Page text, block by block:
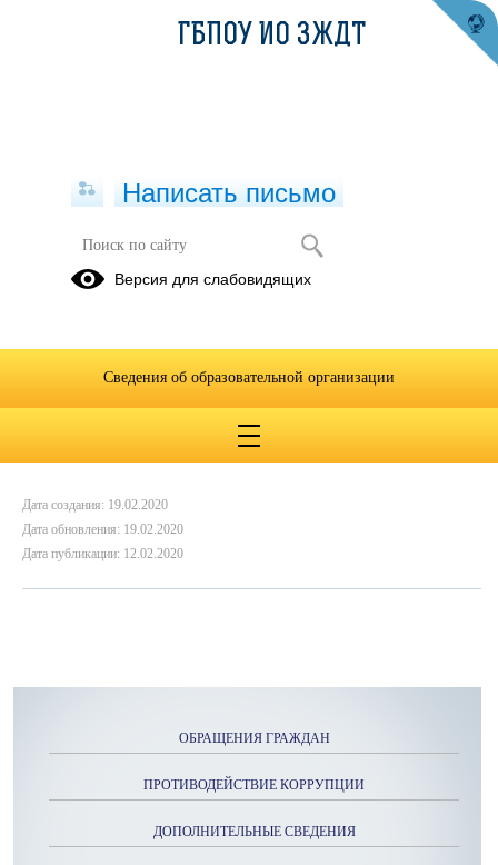
«Где логика?»
Дата создания: 19.02.2020
Дата обновления: 19.02.2020
Дата публикации: 12.02.2020
ОБРАЩЕНИЯ ГРАЖДАН
ПРОТИВОДЕЙСТВИЕ КОРРУПЦИИ
ДОПОЛНИТЕЛЬНЫЕ СВЕДЕНИЯ
ГБПОУ ИО ЗЖДТ
Написать письмо
Версия для слабовидящих
Сведения об образовательной организации